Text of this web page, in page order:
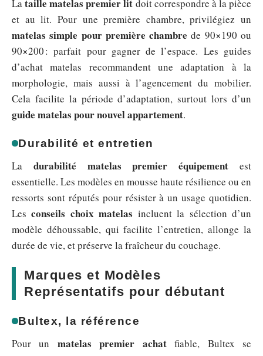
Lataille matelas premier lit doit correspondre à la pièce
et au lit. Pour une première chambre, privilégiez un
matelas simple pour première chambre de 90×190 ou
90×200 : parfait pour gagner de l’espace. Les guides
d’achat matelas recommandent une adaptation à la
morphologie, mais aussi à l’agencement du mobilier.
Cela facilite la période d’adaptation, surtout lors d’un
guide matelas pour nouvel appartement.
Durabilité et entretien
La durabilité matelas premier équipement est
essentielle. Les modèles en mousse haute résilience ou en
ressorts sont réputés pour résister à un usage quotidien.
Lesconseils choix matelas incluent la sélection d’un
modèle déhoussable, qui facilite l’entretien, allonge la
durée de vie, et préserve la fraîcheur du couchage.
Marques et Modèles
Représentatifs pour débutant
Bultex, la référence
Pour un matelas premier achatfiable, Bultex se